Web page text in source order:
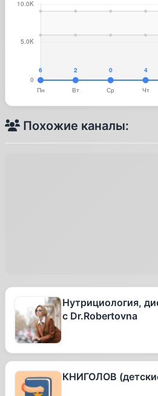
Похожие каналы:
Нутрициология,
с Dr.Robertovna
КНИГОЛОВ